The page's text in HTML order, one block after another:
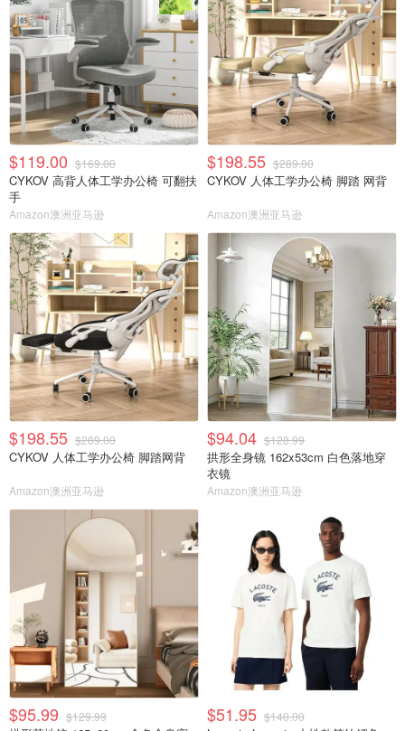
$119.00 $169.00
CYKOV 高背人体工学办公椅 可翻扶
手
Amazon澳洲亚马逊
$198.55 $289.00
CYKOV 人体工学办公椅 脚踏 网背
Amazon澳洲亚马逊
$198.55 $289.00
CYKOV 人体工学办公椅 脚踏网背
Amazon澳洲亚马逊
$94.04 $128.99
拱形全身镜 162x53cm 白色落地穿
衣镜
Amazon澳洲亚马逊
$95.99 $129.99 $51.95 $140.00